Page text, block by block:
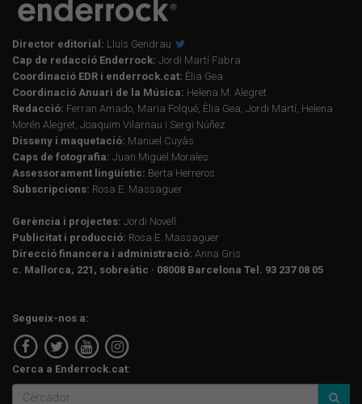
Director editorial: Lluís Gendrau
Cap de redacció Enderrock: Jordi Martí Fabra
Coordinació EDR i enderrock.cat: Èlia Gea
Coordinació Anuari de la Música: Helena M. Alegret
Redacció: Ferran Amado, Maria Folqué, Èlia Gea, Jordi Martí, Helena
Morén Alegret, Joaquim Vilarnau i Sergi Núñez
Disseny i maquetació: Manuel Cuyàs
Caps de fotografia: Juan Miguel Morales
Assessorament lingüístic: Berta Herreros
Subscripcions: Rosa E. Massaguer
Gerència i projectes: Jordi Novell
Publicitat i producció: Rosa E. Massaguer
Direcció financera i administració: Anna Gris
c. Mallorca, 221, sobreàtic · 08008 Barcelona Tel. 93 237 08 05
Segueix-nos a:
Cerca a Enderrock.cat: